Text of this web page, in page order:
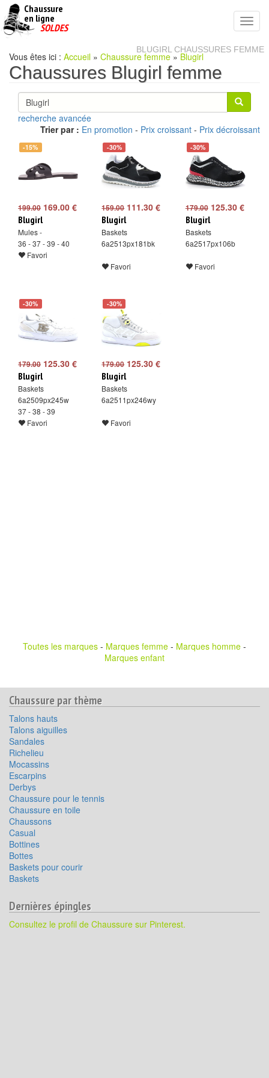
Chaussure
en ligne
pas
SOLDES
BLUGIRL CHAUSSURES FEMME
Vous êtes ici : Accueil » Chaussure femme » Blugirl
Chaussures Blugirl femme
recherche avancée
Trier par : En promotion - Prix croissant - Prix décroissant
-15%
199.00 169.00 €
Blugirl
Mules -
36 - 37 - 39 - 40
Favori
-30%
159.00111.30 €
Blugirl
Baskets
6a2513px181bk
Favori
-30%
179.00125.30 €
Blugirl
Baskets
6a2517px106b
Favori
-30%
179.00 125.30 €
Blugirl
Baskets
6a2509px245w
37 - 38 - 39
Favori
-30%
179.00125.30 €
Blugirl
Baskets
6a2511px246wy
Favori
Toutes les marques - Marques femme - Marques homme -
Marques enfant
Chaussure par thème
Talons hauts
Talons aiguilles
Sandales
Richelieu
Mocassins
Escarpins
Derbys
Chaussure pour le tennis
Chaussure en toile
Chaussons
Casual
Bottines
Bottes
Baskets pour courir
Baskets
Dernières épingles
Consultez le profil de Chaussure sur Pinterest.